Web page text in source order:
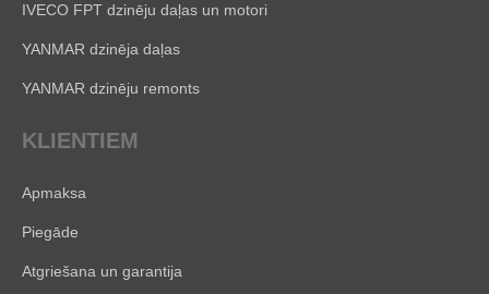
IVECO FPT dzinēju daļas un motori
YANMAR dzinēja daļas
YANMAR dzinēju remonts
KLIENTIEM
Apmaksa
Piegāde
Atgriešana un garantija